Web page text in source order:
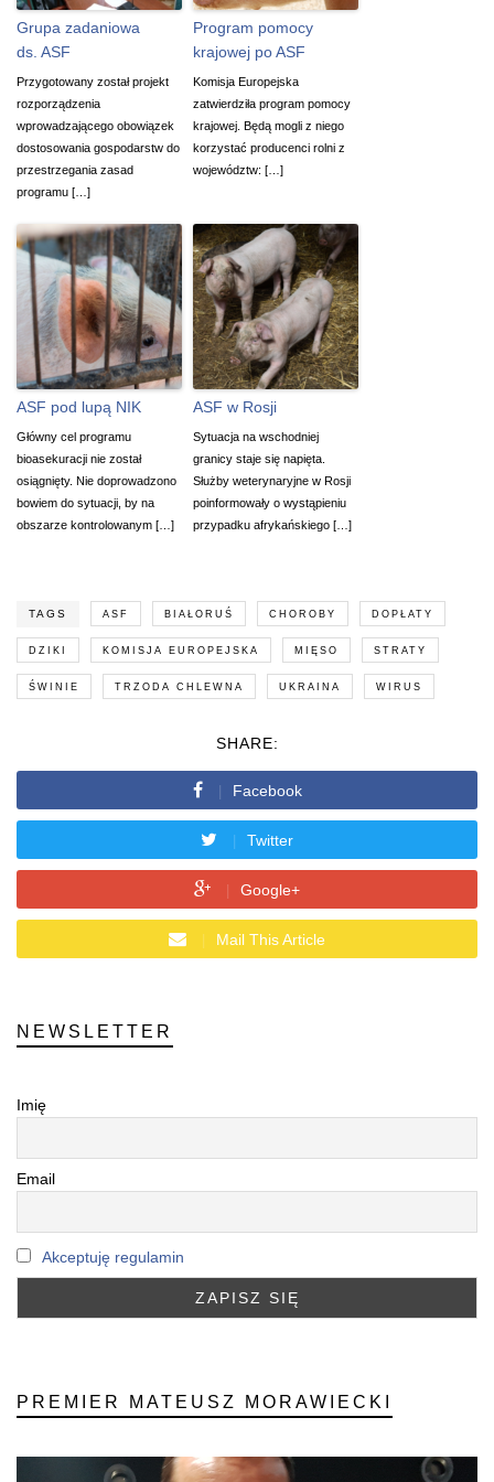
Grupa zadaniowa
ds. ASF
Przygotowany został projekt
rozporządzenia
wprowadzającego obowiązek
dostosowania gospodarstw do
przestrzegania zasad
programu […]
Program pomocy
krajowej po ASF
Komisja Europejska
zatwierdziła program pomocy
krajowej. Będą mogli z niego
korzystać producenci rolni z
województw: […]
ASF pod lupą NIK
Główny cel programu
bioasekuracji nie został
osiągnięty. Nie doprowadzono
bowiem do sytuacji, by na
obszarze kontrolowanym […]
ASF w Rosji
Sytuacja na wschodniej
granicy staje się napięta.
Służby weterynaryjne w Rosji
poinformowały o wystąpieniu
przypadku afrykańskiego […]
TAGS ASF BIAŁORUŚ CHOROBY DOPŁATY
DZIKI KOMISJA EUROPEJSKA MIĘSO STRATY
ŚWINIE TRZODA CHLEWNA UKRAINA WIRUS
SHARE:
Facebook
Twitter
Google+
Mail This Article
NEWSLETTER
Imię
Email
Akceptuję regulamin
PREMIER MATEUSZ MORAWIECKI